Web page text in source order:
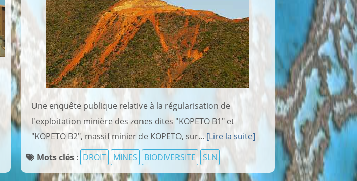
Une enquête publique relative à la régularisation de
l'exploitation minière des zones dites "KOPETO B1" et
"KOPETO B2", massif minier de KOPETO, sur...[Lire la suite]
Mots clés: DROIT MINES BIODIVERSITE SLN